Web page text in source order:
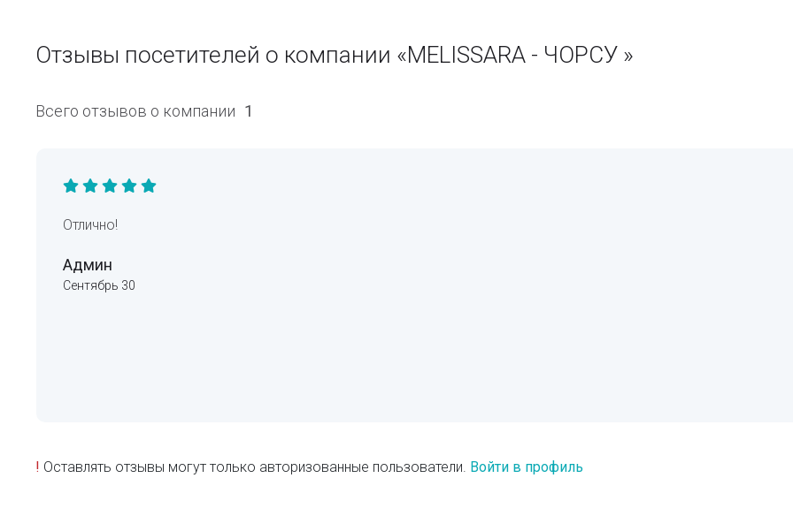
Отзывы посетителей о компании «MELISSARA - ЧОРСУ »
Всего отзывов о компании 1
Отлично!
Админ
Сентябрь 30
! Оставлять отзывы могут только авторизованные пользователи. Войти в профиль